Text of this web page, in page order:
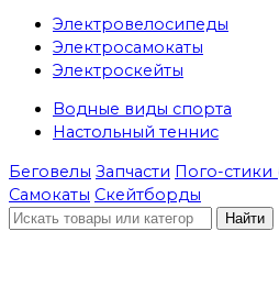
Электровелосипеды
Электросамокаты
Электроскейты
Водные виды спорта
Настольный теннис
Беговелы Запчасти Пого-стики
Самокаты Скейтборды
Найти